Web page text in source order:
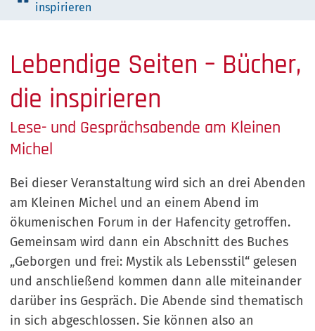
inspirieren
Lebendige Seiten – Bücher,
die inspirieren
Lese- und Gesprächsabende am Kleinen
Michel
Bei dieser Veranstaltung wird sich an drei Abenden
am Kleinen Michel und an einem Abend im
ökumenischen Forum in der Hafencity getroffen.
Gemeinsam wird dann ein Abschnitt des Buches
„Geborgen und frei: Mystik als Lebensstil“ gelesen
und anschließend kommen dann alle miteinander
darüber ins Gespräch. Die Abende sind thematisch
in sich abgeschlossen. Sie können also an